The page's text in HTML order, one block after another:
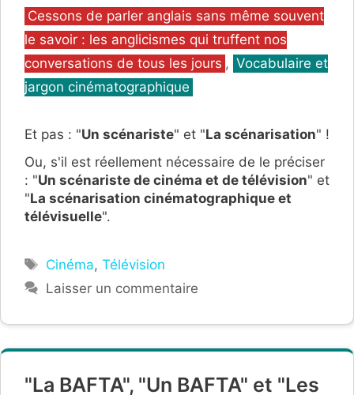
Catégories
Cessons de parler anglais sans même souvent
le savoir : les anglicismes qui truffent nos
conversations de tous les jours , Vocabulaire et
jargon cinématographique
Et pas : "Un scénariste" et "La scénarisation" !
Ou, s'il est réellement nécessaire de le préciser
: "Un scénariste de cinéma et de télévision" et
"La scénarisation cinématographique et
télévisuelle".
Étiquettes
Cinéma,Télévision
Laisser un commentaire
"La BAFTA", "Un BAFTA" et "Les